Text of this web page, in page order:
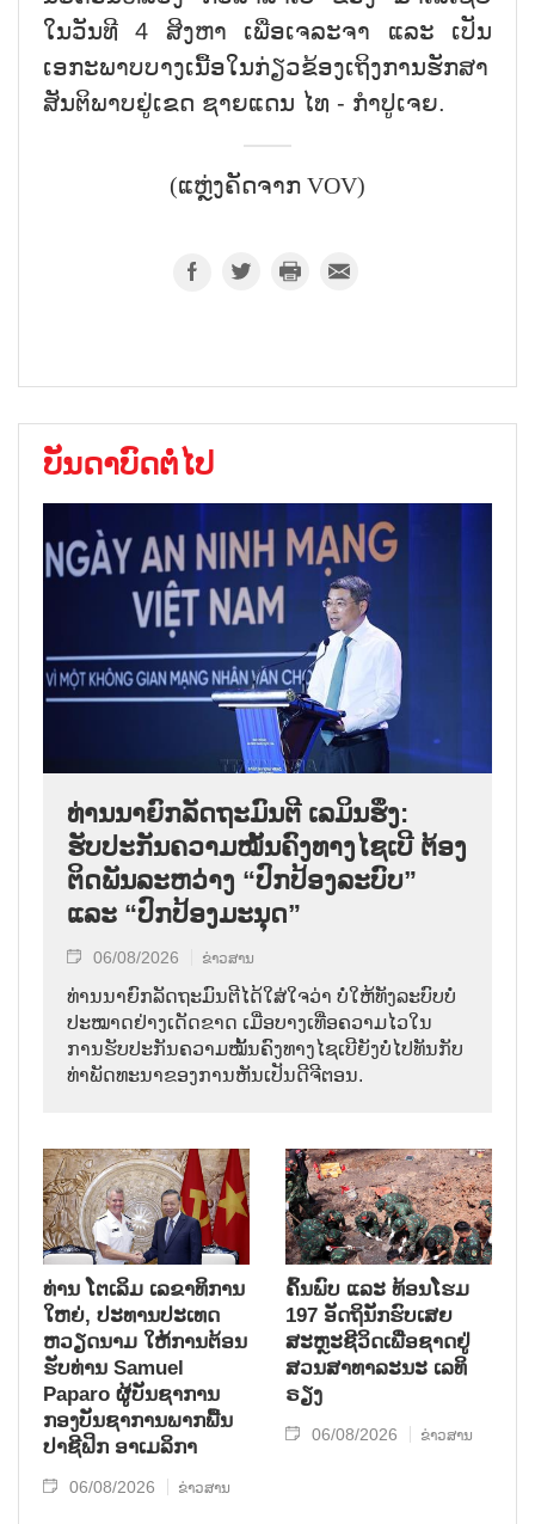
ໃນວັນທີ 4 ສິງຫາ ເພື່ອເຈລະຈາ ແລະ ເປັນ
ເອກະພາບບາງເນື້ອໃນກ່ຽວຂ້ອງເຖິງການຮັກສາ
ສັນຕິພາບຢູ່ເຂດ ຊາຍແດນ ໄທ - ກຳປູເຈຍ.
(ແຫຼ່ງຄັດຈາກ VOV)
ບັນດາບົດຕໍ່ໄປ
ທ່ານນາຍົກລັດຖະມົນຕີ ເລມິນຮຶງ:
ຮັບປະກັນຄວາມໝັ້ນຄົງທາງໄຊເບີ ຕ້ອງ
ຕິດພັນລະຫວ່າງ “ປົກປ້ອງລະບົບ”
ແລະ “ປົກປ້ອງມະນຸດ”
06/08/2026 ຂ່າວສານ
ທ່ານນາຍົກລັດຖະມົນຕີໄດ້ໃສ່ໃຈວ່າ ບໍ່ໃຫ້ທັງລະບົບບໍ່
ປະໝາດຢ່າງເດັດຂາດ ເມື່ອບາງເທື່ອຄວາມໄວໃນ
ການຮັບປະກັນຄວາມໝັ້ນຄົງທາງໄຊເບີຍັງບໍ່ໄປທັນກັບ
ທ່າພັດທະນາຂອງການຫັນເປັນດີຈີຕອນ.
ທ່ານ ໂຕ​ເລິມ ເລ​ຂາ​ທິ​ການ​
ໃຫຍ່, ປະ​ທານ​ປະ​ເທດ ​
ຫວຽດ​ນາມ ໃຫ້​ການ​ຕ້ອນ​
ຮັບ​ທ່ານ Samuel
Paparo ຜູ້​ບັນ​ຊາ​ການ
ກອງ​ບັນ​ຊາ​ການພາກ​ພື້ນ​
ປາ​ຊີ​ຟິກ ອາ​ເມ​ລິ​ກາ
06/08/2026 ຂ່າວສານ
ຄົ້ນ​ພົບ ແລະ ທ້ອນ​ໂຮມ
197 ອັດ​ຖິ​ນັກ​ຮົບ​ເສຍ​
ສະຫຼະ​ຊີ​ວິດ​ເພື່ອ​ຊາດ​ຢູ່​
ສວນ​ສາ​ທາ​ລະ​ນະ ເລ​ທິ​
ຣຽງ
06/08/2026 ຂ່າວສານ